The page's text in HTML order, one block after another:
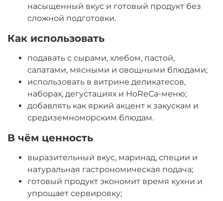
насыщенный вкус и готовый продукт без
сложной подготовки.
Как использовать
подавать с сырами, хлебом, пастой,
салатами, мясными и овощными блюдами;
использовать в витрине деликатесов,
наборах, дегустациях и HoReCa-меню;
добавлять как яркий акцент к закускам и
средиземноморским блюдам.
В чём ценность
выразительный вкус, маринад, специи и
натуральная гастрономическая подача;
готовый продукт экономит время кухни и
упрощает сервировку;